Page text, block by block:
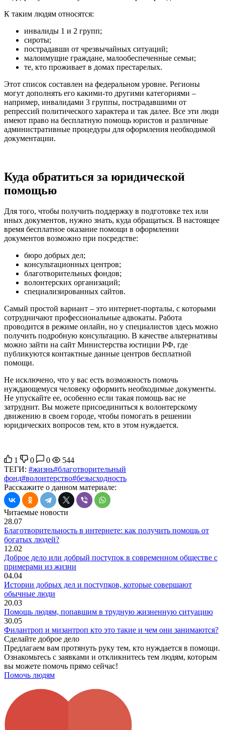
К таким людям относятся:
инвалиды 1 и 2 групп;
сироты;
пострадавши от чрезвычайных ситуаций;
малоимущие граждане, малообеспеченные семьи;
те, кто проживает в домах престарелых.
Этот список составлен на федеральном уровне. Регионы
могут дополнять его какими-то другими категориями –
например, инвалидами 3 группы, пострадавшими от
репрессий политического характера и так далее. Все эти люди
имеют право на бесплатную помощь юристов и различные
административные процедуры для оформления необходимой
документации.
Куда обратиться за юридической
помощью
Для того, чтобы получить поддержку в подготовке тех или
иных документов, нужно знать, куда обращаться. В настоящее
время бесплатное оказание помощи в оформлении
документов возможно при посредстве:
бюро добрых дел;
консультационных центров;
благотворительных фондов;
волонтерских организаций;
специализированных сайтов.
Самый простой вариант – это интернет-порталы, с которыми
сотрудничают профессиональные адвокаты. Работа
проводится в режиме онлайн, но у специалистов здесь можно
получить подробную консультацию. В качестве альтернативы
можно зайти на сайт Министерства юстиции РФ, где
публикуются контактные данные центров бесплатной
помощи.
Не исключено, что у вас есть возможность помочь
нуждающемуся человеку оформить необходимые документы.
Не упускайте ее, особенно если такая помощь вас не
затруднит. Вы можете присоединиться к волонтерскому
движению в своем городе, чтобы помогать в решении
юридических вопросов тем, кто в этом нуждается.
1 0 0
544
ТЕГИ: #жизнь#благотворительный
фонд#волонтерство#безысходность
Расскажите о данном материале:
Читаемые новости
28.07
Благотворительность в интернете: как получить помощь от
богатых людей?
12.02
Доброе дело или добрый поступок в современном обществе с
примерами из жизни
04.04
Истории добрых дел и поступков, которые совершают
обычные люди
20.03
Помощь людям, попавшим в трудную жизненную ситуацию
30.05
Филантроп и мизантроп кто это такие и чем они занимаются?
Сделайте доброе дело
Предлагаем вам протянуть руку тем, кто нуждается в помощи.
Ознакомьтесь с заявками и откликнитесь тем людям, которым
вы можете помочь прямо сейчас!
Помочь людям